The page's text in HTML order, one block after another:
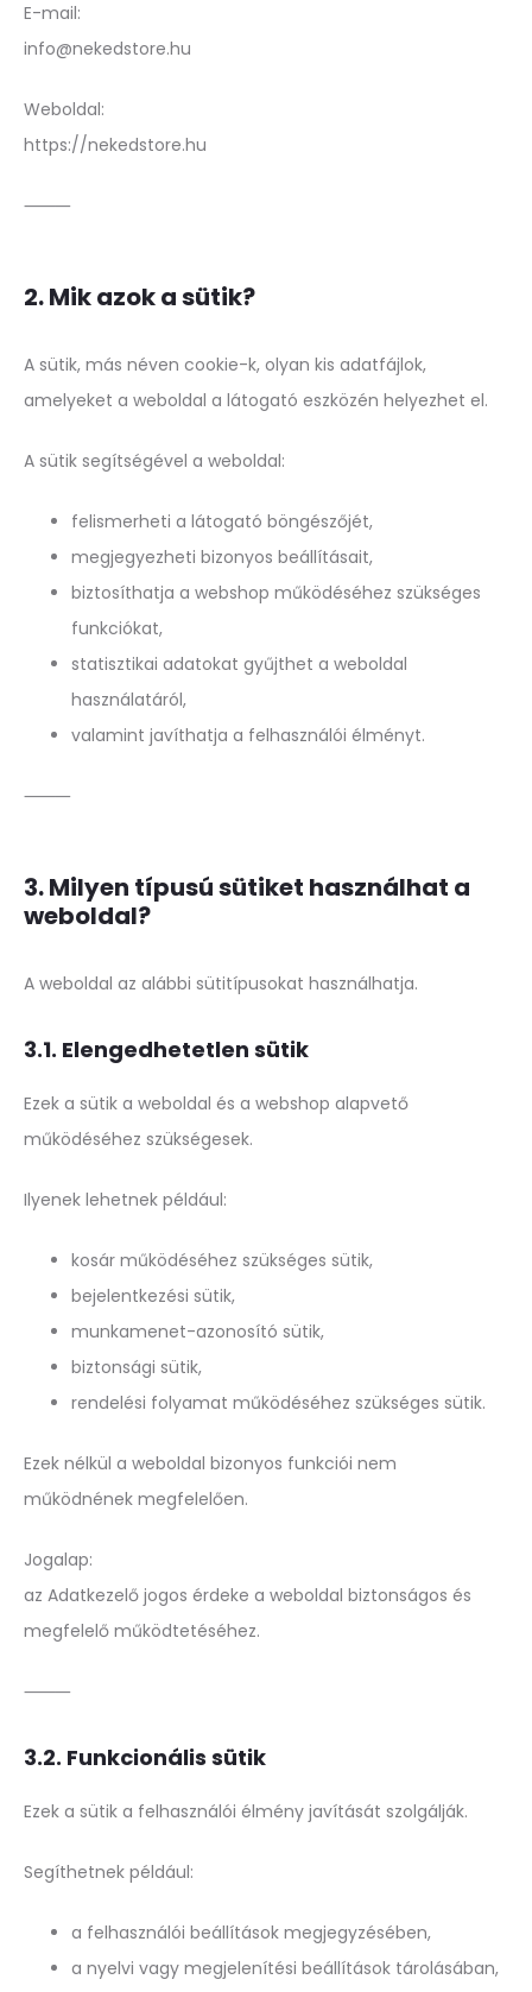
E-mail:
info@nekedstore.hu
Weboldal:
https://nekedstore.hu
⸻
2. Mik azok a sütik?
A sütik, más néven cookie-k, olyan kis adatfájlok,
amelyeket a weboldal a látogató eszközén helyezhet el.
A sütik segítségével a weboldal:
felismerheti a látogató böngészőjét,
megjegyezheti bizonyos beállításait,
biztosíthatja a webshop működéséhez szükséges
funkciókat,
statisztikai adatokat gyűjthet a weboldal
használatáról,
valamint javíthatja a felhasználói élményt.
⸻
3. Milyen típusú sütiket használhat a
weboldal?
A weboldal az alábbi sütitípusokat használhatja.
3.1. Elengedhetetlen sütik
Ezek a sütik a weboldal és a webshop alapvető
működéséhez szükségesek.
Ilyenek lehetnek például:
kosár működéséhez szükséges sütik,
bejelentkezési sütik,
munkamenet-azonosító sütik,
biztonsági sütik,
rendelési folyamat működéséhez szükséges sütik.
Ezek nélkül a weboldal bizonyos funkciói nem
működnének megfelelően.
Jogalap:
az Adatkezelő jogos érdeke a weboldal biztonságos és
megfelelő működtetéséhez.
⸻
3.2. Funkcionális sütik
Ezek a sütik a felhasználói élmény javítását szolgálják.
Segíthetnek például:
a felhasználói beállítások megjegyzésében,
a nyelvi vagy megjelenítési beállítások tárolásában,